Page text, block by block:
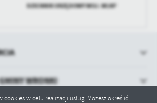
w celu realizacji usług. Możesz określić
DZIENNIK URZĘDOWY WOJ. WLKP
WRONKI